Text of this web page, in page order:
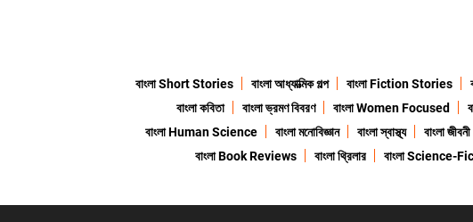
বাংলা Short Stories বাংলা আধ্যাত্মিক গল্প বাংলা Fiction Stories
বাংলা কবিতা
বাংলা ভ্রমণ বিবরণ বাংলা Women Focused
বাংলা Human Science
বাংলা মনোবিজ্ঞান বাংলা স্বাস্থ্য বাংলা জীবনী
বাংলা Book Reviews
বাংলা থ্রিলার বাংলা Science-